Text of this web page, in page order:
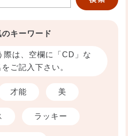
のキーワード
際は、空欄に「CD」な
ご記入下さい。
才能 美
ラッキー